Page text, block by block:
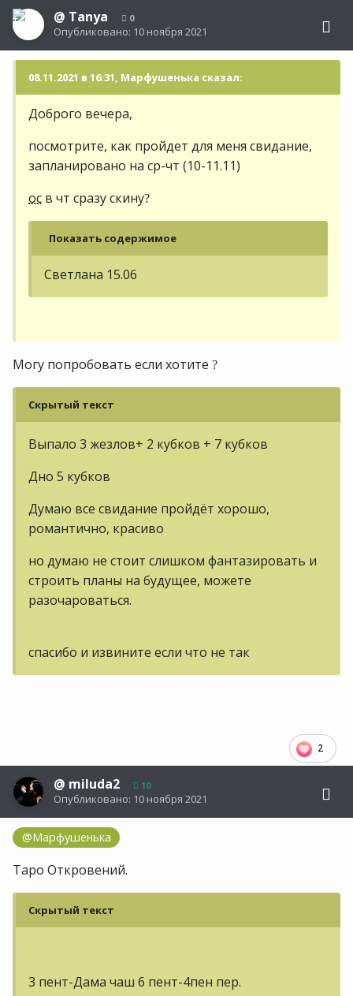
@ Tanya 0
Опубликовано: 10 ноября 2021
08.11.2021 в 16:31, Марфушенька сказал:
Доброго вечера,
посмотрите, как пройдет для меня свидание,
запланировано на ср-чт (10-11.11)
ос в чт сразу скину?
Показать содержимое
Светлана 15.06
Могу попробовать если хотите ?
Скрытый текст
Выпало 3 жезлов+ 2 кубков + 7 кубков
Дно 5 кубков
Думаю все свидание пройдёт хорошо,
романтично, красиво
но думаю не стоит слишком фантазировать и
строить планы на будущее, можете
разочароваться.
спасибо и извините если что не так
2
@ miluda2 10
Опубликовано: 10 ноября 2021
@Марфушенька
Таро Откровений.
Скрытый текст
3 пент-Дама чаш 6 пент-4пен пер.